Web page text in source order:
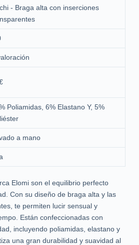
- Braga alta con inserciones
Poliamidas, 6% Elastano Y, 5%
a mano
Elomi son el equilibrio perfecto
Con su diseño de braga alta y las
te permiten lucir sensual y
Están confeccionadas con
incluyendo poliamidas, elastano y
una gran durabilidad y suavidad al